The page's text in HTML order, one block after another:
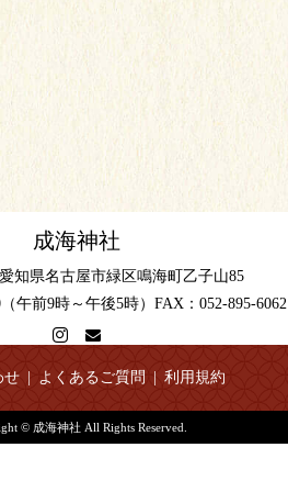
成海神社
知県名古屋市緑区鳴海町乙子山85
午前9時～午後5時）FAX：052-895-6062
せ よくあるご質問 利用規約
© 成海神社 All Rights Reserved.